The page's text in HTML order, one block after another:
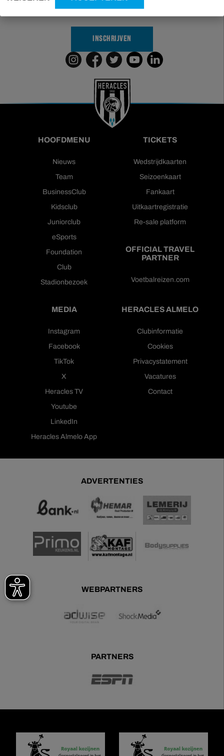
kan geven welk nieuws jij van ons wil ontvangen,
INSCHRIJVEN
HOOFDMENU
Nieuws
Team
BusinessClub
Kidsclub
Juniorclub
eSports
Foundation
Club
Stadionbezoek
TICKETS
Wedstrijdkaarten
Seizoenkaart
Fankaart
Uitkaartregistratie
Re-sale platform
OFFICIAL TRAVEL
PARTNER
Voetbalreizen.com
MEDIA
Instagram
Facebook
TikTok
X
Heracles TV
Youtube
LinkedIn
Heracles Almelo App
HERACLES ALMELO
Clubinformatie
Cookies
Privacystatement
Vacatures
Contact
ADVERTENTIES
WEBPARTNERS
PARTNERS